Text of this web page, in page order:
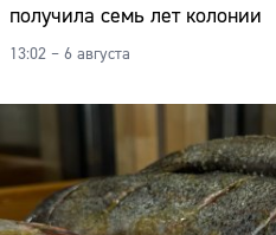
получила семь лет колонии
13:02 – 6 августа
Сайт: